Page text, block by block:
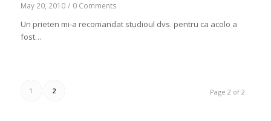
May 20, 2010 / 0 Comments
Un prieten mi-a recomandat studioul dvs. pentru ca acolo a
fost…
Page 2 of 2
1 2